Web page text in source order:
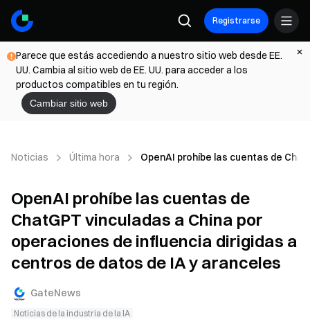
Registrarse
Parece que estás accediendo a nuestro sitio web desde EE.
UU. Cambia al sitio web de EE. UU. para acceder a los
productos compatibles en tu región.
Cambiar sitio web
Noticias Última hora OpenAI prohíbe las cuentas de
OpenAI prohíbe las cuentas de
ChatGPT vinculadas a China por
operaciones de influencia dirigidas a
centros de datos de IA y aranceles
GateNews
Noticias de la industria de la IA